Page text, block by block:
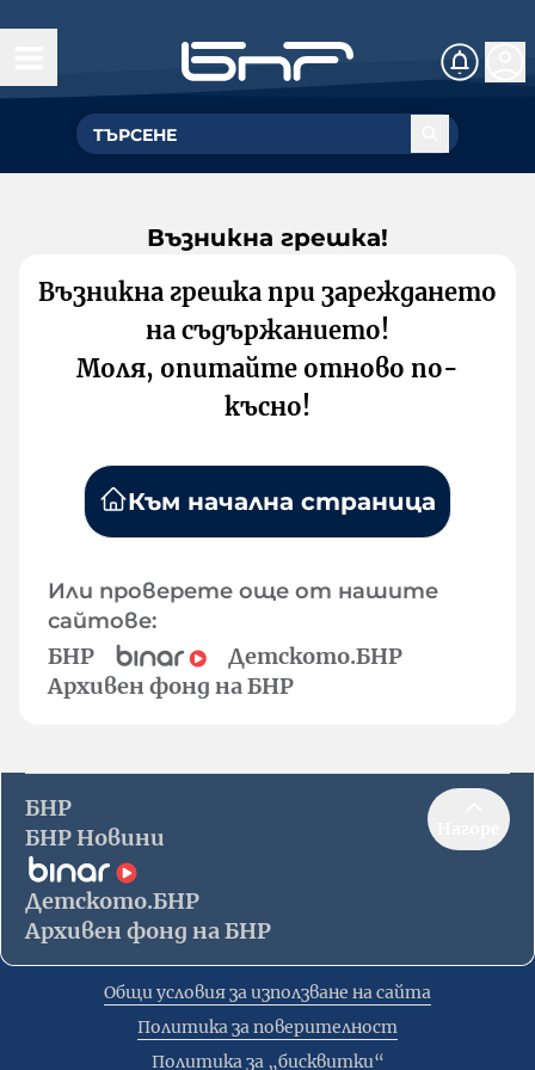
Възникна грешка!
Възникна грешка при зареждането
на съдържанието!
Моля, опитайте отново по-
късно!
Към начална страница
Или проверете още от нашите
сайтове:
БНР
Детското.БНР
Архивен фонд на БНР
БНР
БНР Новини
Детското.БНР
Архивен фонд на БНР
Общи условия за използване на сайта
Политика за поверителност
Политика за „бисквитки“